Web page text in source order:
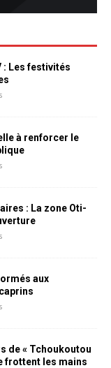
: Les festivités
à renforcer le
: La zone Oti-
aux
de « Tchoukoutou
frottent les mains